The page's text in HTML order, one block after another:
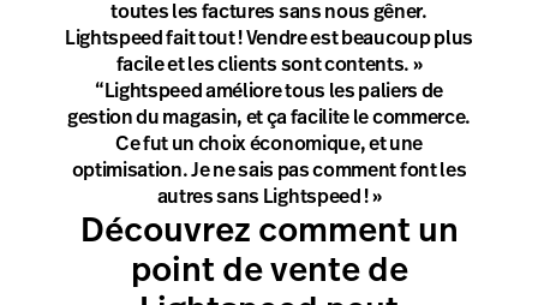
toutes les factures sans nous gêner.
Lightspeed fait tout ! Vendre est beaucoup plus
facile et les clients sont contents. »
“Lightspeed améliore tous les paliers de
gestion du magasin, et ça facilite le commerce.
Ce fut un choix économique, et une
optimisation. Je ne sais pas comment font les
autres sans Lightspeed ! »
Découvrez comment un
point de vente de